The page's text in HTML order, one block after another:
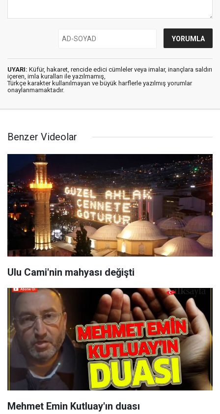
UYARI: Küfür, hakaret, rencide edici cümleler veya imalar, inançlara saldırı
içeren, imla kuralları ile yazılmamış,
Türkçe karakter kullanılmayan ve büyük harflerle yazılmış yorumlar
onaylanmamaktadır.
Benzer Videolar
Ulu Cami'nin mahyası değişti
Mehmet Emin Kutluay'ın duası